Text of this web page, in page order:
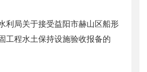
利局关于接受益阳市赫山区船形
工程水土保持设施验收报备的